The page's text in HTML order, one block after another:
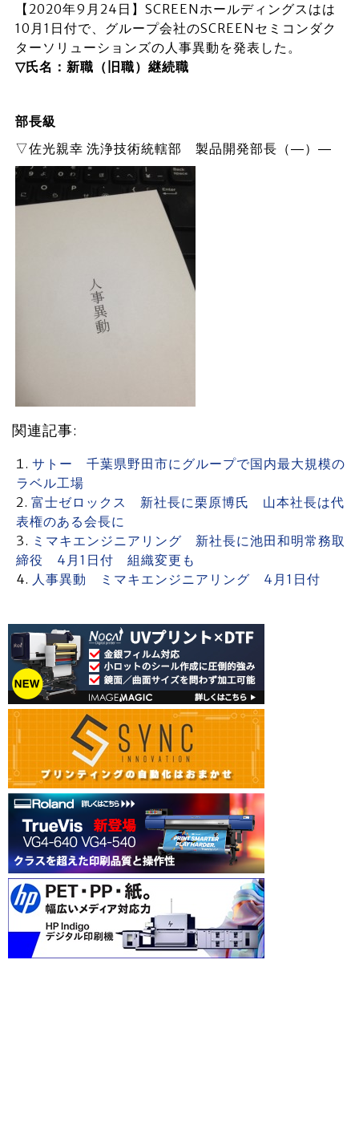
【2020年9月24日】SCREENホールディングスはは
10月1日付で、グループ会社のSCREENセミコンダク
ターソリューションズの人事異動を発表した。
▽氏名：新職（旧職）継続職
部長級
▽佐光親幸 洗浄技術統轄部 製品開発部長（―）―
関連記事:
サトー 千葉県野田市にグループで国内最大規模の
ラベル工場
富士ゼロックス 新社長に栗原博氏 山本社長は代
表権のある会長に
ミマキエンジニアリング 新社長に池田和明常務取
締役 4月1日付 組織変更も
人事異動 ミマキエンジニアリング 4月1日付